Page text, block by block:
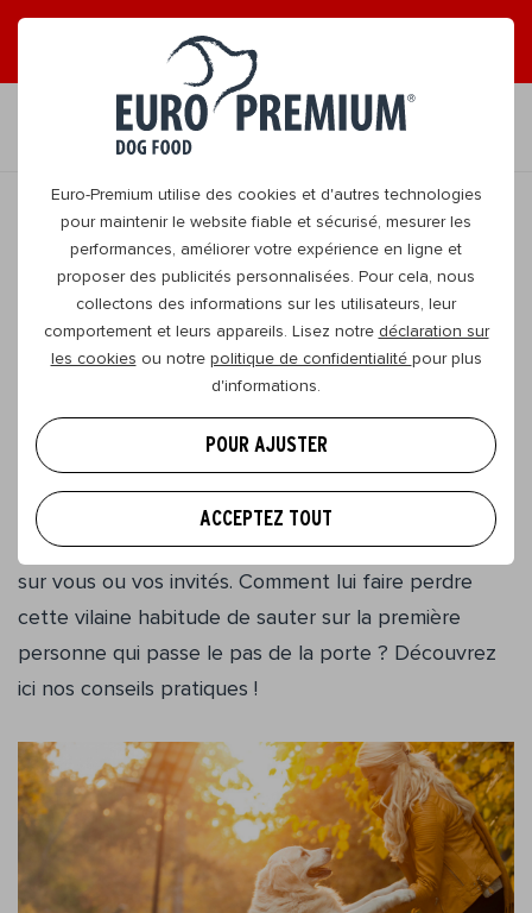
Euro-Premium utilise des cookies et d'autres technologies
pour maintenir le website fiable et sécurisé, mesurer les
performances, améliorer votre expérience en ligne et
proposer des publicités personnalisées. Pour cela, nous
collectons des informations sur les utilisateurs, leur
comportement et leurs appareils. Lisez notre déclaration sur
les cookies ou notre politique de confidentialité pour plus
d'informations.
POUR AJUSTER
ACCEPTEZ TOUT
LISEZ NOS MAGAZINES EN LIGNE GRATUITS !
FR
RETOURNER
Éduquer votre chien à ne plus bondir
Tous les propriétaires de chiens vous le diront : il n’y
a rien de plus plaisant que d’être accueilli(e) par son
fidèle compagnon avec un enthousiasme débordant.
C’est en revanche moins agréable quand il bondit
sur vous ou vos invités. Comment lui faire perdre
cette vilaine habitude de sauter sur la première
personne qui passe le pas de la porte ? Découvrez
ici nos conseils pratiques !